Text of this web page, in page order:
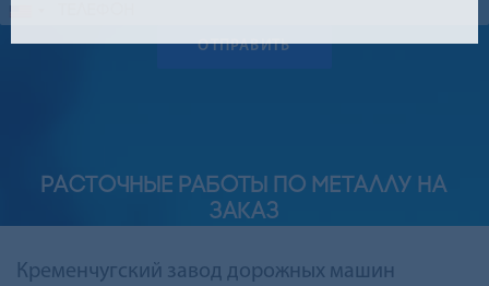
ОТПРАВИТЬ
РАСТОЧНЫЕ РАБОТЫ ПО МЕТАЛЛУ НА
ЗАКАЗ
Кременчугский завод дорожных машин